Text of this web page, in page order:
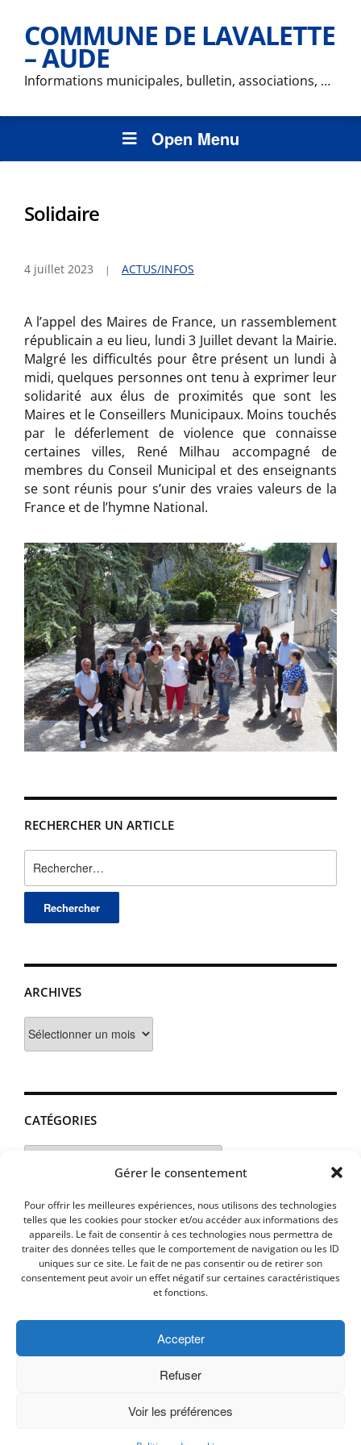
Gérer le consentement
Pour offrir les meilleures expériences, nous utilisons des technologies
telles que les cookies pour stocker et/ou accéder aux informations des
appareils. Le fait de consentir à ces technologies nous permettra de
traiter des données telles que le comportement de navigation ou les ID
uniques sur ce site. Le fait de ne pas consentir ou de retirer son
consentement peut avoir un effet négatif sur certaines caractéristiques
et fonctions.
Accepter
Refuser
Voir les préférences
COMMUNE DE LAVALETTE
– AUDE
Informations municipales, bulletin, associations, …
Open Menu
RECHERCHER UN ARTICLE
ARCHIVES
CATÉGORIES
Catégories
Solidaire
4 juillet 2023 ACTUS/INFOS
A l’appel des Maires de France, un rassemblement
républicain a eu lieu, lundi 3 Juillet devant la Mairie.
Malgré les difficultés pour être présent un lundi à
midi, quelques personnes ont tenu à exprimer leur
solidarité aux élus de proximités que sont les
Maires et le Conseillers Municipaux. Moins touchés
par le déferlement de violence que connaisse
certaines villes, René Milhau accompagné de
membres du Conseil Municipal et des enseignants
se sont réunis pour s’unir des vraies valeurs de la
France et de l’hymne National.
PLAN D’ACCES
Copyright © 2026 Commune de Lavalette - Aude.